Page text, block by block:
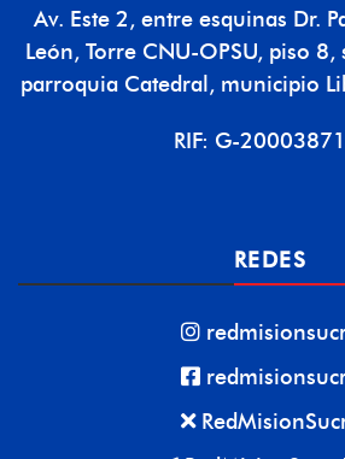
Av. Este 2, entre esquinas Dr.
León, Torre CNU-OPSU, piso 8,
parroquia Catedral, municipio
RIF: G-
REDES